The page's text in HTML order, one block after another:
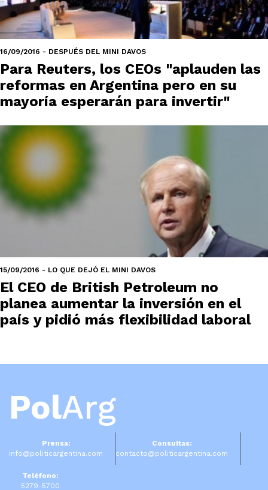
16/09/2016 - DESPUÉS DEL MINI DAVOS
Para Reuters, los CEOs "aplauden las
reformas en Argentina pero en su
mayoría esperarán para invertir"
15/09/2016 - LO QUE DEJÓ EL MINI DAVOS
El CEO de British Petroleum no
planea aumentar la inversión en el
país y pidió más flexibilidad laboral
PolArg
Prensa:
info@politicargentina.com
Consultas:
contacto@politicargentina.com
Teléfono:
5279-5700